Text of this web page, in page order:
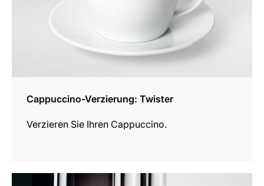
Cappuccino-Verzierung: Twister
Verzieren Sie Ihren Cappuccino.